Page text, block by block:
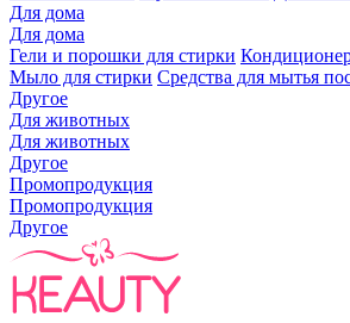
Для дома
Для дома
Гели и порошки для стирки
Мыло для стирки Средства для мытья
Другое
Для животных
Для животных
Другое
Промопродукция
Промопродукция
Другое